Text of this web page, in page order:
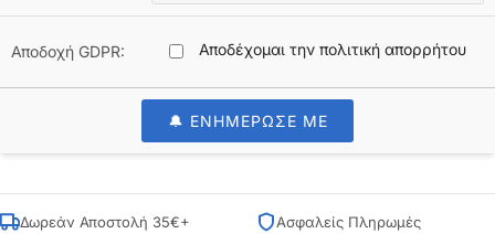
Αποδοχή GDPR: Αποδέχομαι την πολιτική απορρήτου
🔔 ΕΝΗΜΕΡΩΣΕ ΜΕ
Δωρεάν Αποστολή 35€+
Ασφαλείς Πληρωμές